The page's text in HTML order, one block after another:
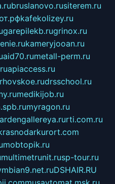
bruslanovo.rusiterem.ru
kafekolizey.ru
grinox.ru
kameryjooan.ru
aid70.rumetall-perm.ru
apiaccess.ru
drsschool.ru
medikijob.ru
myragon.ru
rti.com.ru
mobtopik.ru
multimetrunit.rusp-tour.ru
DSHAIR.RU